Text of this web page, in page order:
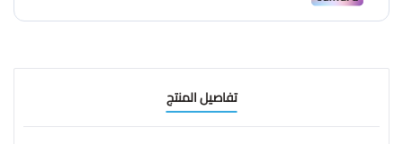
تفاصيل المنتج